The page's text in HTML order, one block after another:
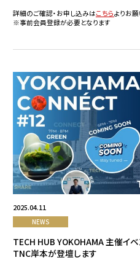
詳細のご確認・お申し込みはこちらよりお願
※事前会員登録が必要となります
2025.04.11
NEWS
TECH HUB YOKOHAMA 主催イベ
TNC岸本が登壇します